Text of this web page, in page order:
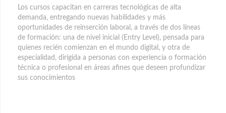
Los cursos capacitan en carreras tecnológicas de alta
demanda, entregando nuevas habilidades y más
oportunidades de reinserción laboral, a través de dos líneas
de formación: una de nivel inicial (Entry Level), pensada para
quienes recién comienzan en el mundo digital, y otra de
especialidad, dirigida a personas con experiencia o formación
técnica o profesional en áreas afines que deseen profundizar
sus conocimientos